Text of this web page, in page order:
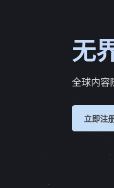
无
全球内容
立即注